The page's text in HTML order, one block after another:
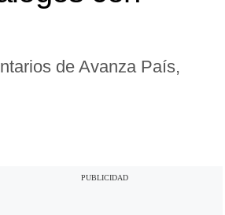
de Avanza País,